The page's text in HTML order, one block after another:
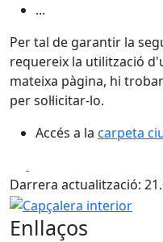
...
Per tal de garantir la
requereix la utilització
mateixa pàgina, hi
per sol·licitar-lo.
Accés a la carpeta
Darrera actualització:
Capçalera interior
Enllaços